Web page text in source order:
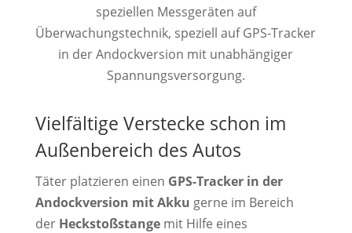
speziellen Messgeräten auf
Überwachungstechnik, speziell auf GPS-Tracker
in der Andockversion mit unabhängiger
Spannungsversorgung.
Vielfältige Verstecke schon im
Außenbereich des Autos
Täter platzieren einen GPS-Tracker in der
Andockversion mit Akku gerne im Bereich
derHeckstoßstangemit Hilfe eines